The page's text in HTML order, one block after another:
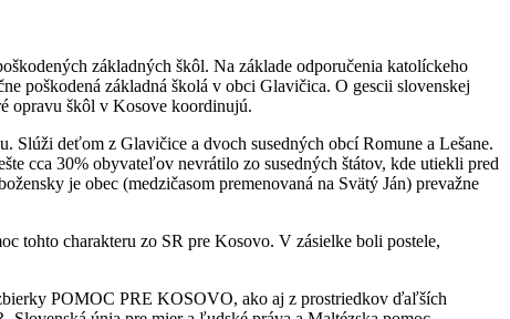
základných škôl. Na základe odporučenia katolíckeho
poškodená základná školá v obci Glavičica. O gescii slovenskej
opravu škôl v Kosove koordinujú.
Slúži deťom z Glavičice a dvoch susedných obcí Romune a Lešane.
cca 30% obyvateľov nevrátilo zo susedných štátov, kde utiekli pred
je obec (medzičasom premenovaná na Svätý Ján) prevažne
tohto charakteru zo SR pre Kosovo. V zásielke boli postele,
POMOC PRE KOSOVO, ako aj z prostriedkov ďaľších